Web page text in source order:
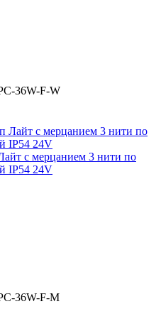
36W-F-W
с мерцанием 3 нити по
IP54 24V
36W-F-M